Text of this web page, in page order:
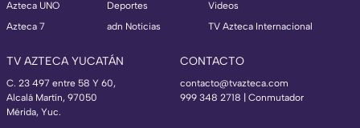
Azteca UNO
Azteca 7
Deportes
adn Noticias
Videos
TV Azteca Internacional
TV AZTECA YUCATÁN
C. 23 497 entre 58 Y 60,
Alcalá Martín, 97050
Mérida, Yuc.
CONTACTO
contacto@tvazteca.com
999 348 2718 | Conmutador